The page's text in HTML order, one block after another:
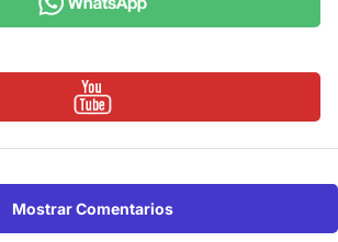
Mostrar Comentarios